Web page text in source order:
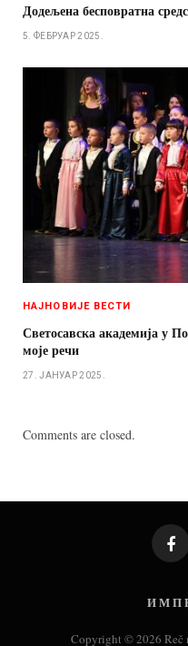
Додељена бесповратна
5. ФЕБРУАР 2025.
НАЈНОВИЈЕ ВЕСТИ
Светосавска академија у
моје речи
27. ЈАНУАР 2025.
Comments are closed.
И М П
Copyright © 2026 Reč